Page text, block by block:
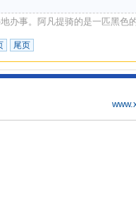
事。阿凡提骑的是一匹黑色
尾页